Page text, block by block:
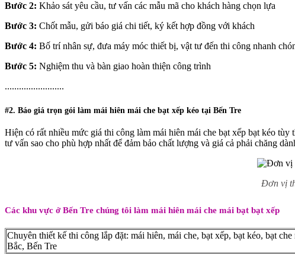
Bước 2: Khảo sát yêu cầu, tư vấn các mẫu mã cho khách hàng chọn lựa
Bước 3: Chốt mẫu, gửi báo giá chi tiết, ký kết hợp đồng với khách
Bước 4: Bố trí nhân sự, đưa máy móc thiết bị, vật tư đến thi công nhanh
Bước 5: Nghiệm thu và bàn giao hoàn thiện công trình
.........................
#2. Báo giá trọn gói làm mái hiên mái che bạt xếp kéo tại Bến Tre
Hiện có rất nhiều mức giá thi công làm mái hiên mái che bạt xếp bạt kéo
tư vấn sao cho phù hợp nhất để đảm bảo chất lượng và giá cả phải chăng
Đơn vị
Các khu vực ở Bến Tre chúng tôi làm mái hiên mái che mái bạt bạt xếp
Chuyên thiết kế thi công lắp đặt: mái hiên, mái che, bạt xếp, bạt kéo, bạt
Bắc, Bến Tre